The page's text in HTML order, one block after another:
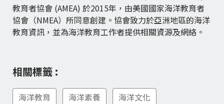
教育者協會 (AMEA) 於2015年，由美國國家海洋教育者
協會（NMEA）所同意創建。協會致力於亞洲地區的海洋
教育資訊，並為海洋教育工作者提供相關資源及網絡。
相關標籤 :
海洋教育 海洋素養
海洋文化